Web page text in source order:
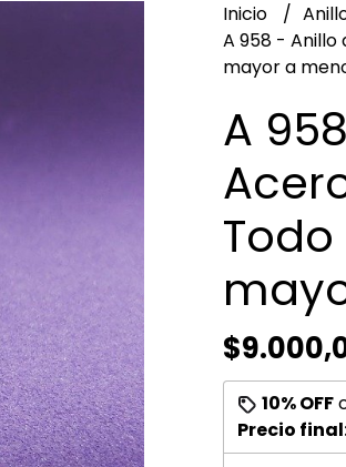
Inicio
A 958 - Anillo
mayor a
A
10% OFF
Precio